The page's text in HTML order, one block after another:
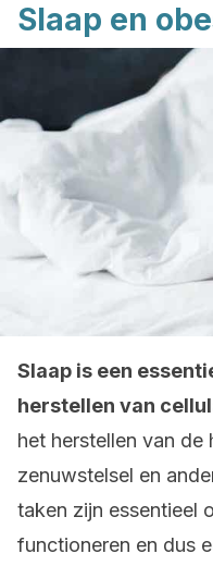
Slaap en
Slaap is een
herstellen van
het herstellen van de
zenuwstelsel en
taken zijn essentieel
functioneren en dus